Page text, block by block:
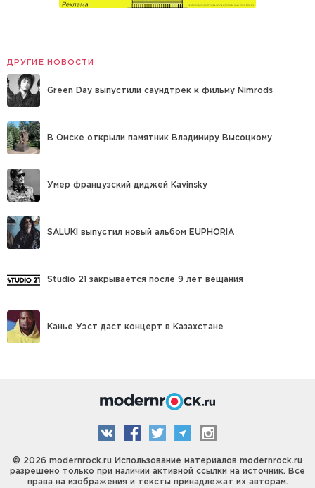
ДРУГИЕ НОВОСТИ
Green Day выпустили саундтрек к фильму Nimrods
В Омске открыли памятник Владимиру Высоцкому
Умер французский диджей Kavinsky
SALUKI выпустил новый альбом EUPHORIA
Studio 21 закрывается после 9 лет вещания
Канье Уэст даст концерт в Казахстане
© 2026 modernrock.ru Использование материалов modernrock.ru
разрешено только при наличии активной ссылки на источник. Все
права на изображения и тексты принадлежат их авторам.